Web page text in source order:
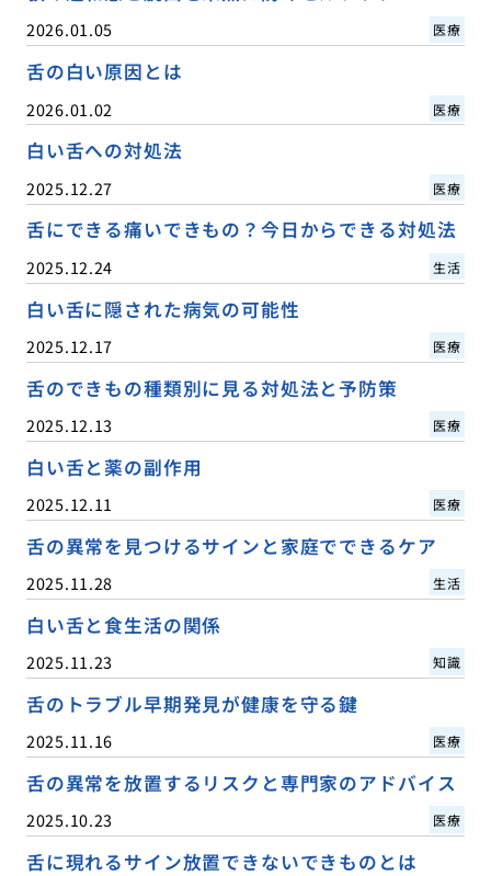
2026.01.05 医療
舌の白い原因とは
2026.01.02 医療
白い舌への対処法
2025.12.27 医療
舌にできる痛いできもの？今日からできる対処法
2025.12.24 生活
白い舌に隠された病気の可能性
2025.12.17 医療
舌のできもの種類別に見る対処法と予防策
2025.12.13 医療
白い舌と薬の副作用
2025.12.11 医療
舌の異常を見つけるサインと家庭でできるケア
2025.11.28 生活
白い舌と食生活の関係
2025.11.23 知識
舌のトラブル早期発見が健康を守る鍵
2025.11.16 医療
舌の異常を放置するリスクと専門家のアドバイス
2025.10.23 医療
舌に現れるサイン放置できないできものとは